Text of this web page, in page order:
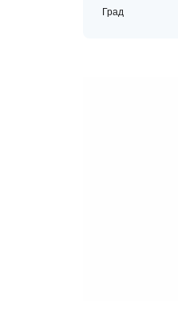
Град